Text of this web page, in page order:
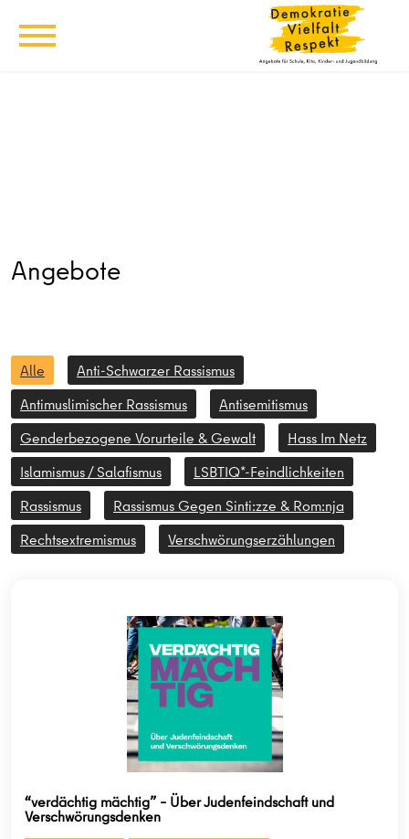
Angebote
Alle
Anti-Schwarzer Rassismus
Antimuslimischer Rassismus
Antisemitismus
Genderbezogene Vorurteile & Gewalt
Hass Im Netz
Islamismus / Salafismus
LSBTIQ*-Feindlichkeiten
Rassismus
Rassismus Gegen Sinti:zze & Rom:nja
Rechtsextremismus
Verschwörungserzählungen
“verdächtig mächtig” – Über Judenfeindschaft und
Verschwörungsdenken